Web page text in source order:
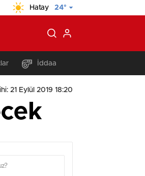
Hatay 24°
İddaa
21 Eylül 2019 18:20